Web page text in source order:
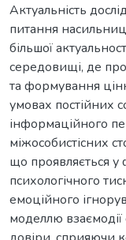
Актуальність
питання
більшої
середовищі, де
та формування
умовах постійних
інформаційного
міжособистісних
що проявляється у
психологічного
емоційного
моделлю